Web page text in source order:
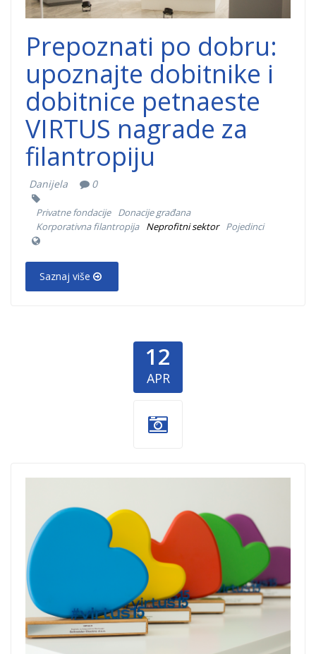
Prepoznati po dobru:
upoznajte dobitnike i
dobitnice petnaeste
VIRTUS nagrade za
filantropiju
Danijela 0
Privatne fondacije
Donacije građana
Korporativna filantropija
Neprofitni sektor Pojedinci
Saznaj više
12
APR
VIRTUS nagrada
za filantropiju
15.png